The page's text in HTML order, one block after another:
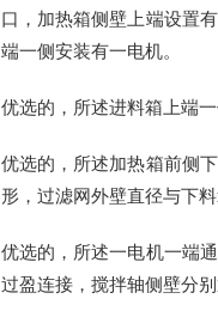
口，加热箱侧壁上端设置
端一侧安装有一电机。
优选的，所述进料箱上端
优选的，所述加热箱前侧
形，过滤网外壁直径与下料
优选的，所述一电机一端
过盈连接，搅拌轴侧壁分